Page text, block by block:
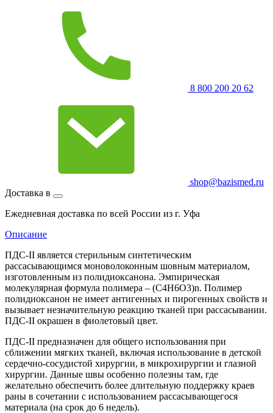
8 800 200 20 62
shop@bazismed.ru
Доставка в
Ежедневная доставка по всей России из г. Уфа
Описание
ПДС-II является стерильным синтетическим
рассасывающимся моноволоконным шовным материалом,
изготовленным из полидиоксанона. Эмпирическая
молекулярная формула полимера – (C4H6O3)n. Полимер
полидиоксанон не имеет антигенных и пирогенных свойств и
вызывает незначительную реакцию тканей при рассасывании.
ПДС-II окрашен в фиолетовый цвет.
ПДС-II предназначен для общего использования при
сближении мягких тканей, включая использование в детской
cердечно-сосудистой хирургии, в микрохирургии и глазной
хирургии. Данные швы особенно полезны там, где
желательно обеспечить более длительную поддержку краев
раны в сочетании с использованием рассасывающегося
материала (на срок до 6 недель).